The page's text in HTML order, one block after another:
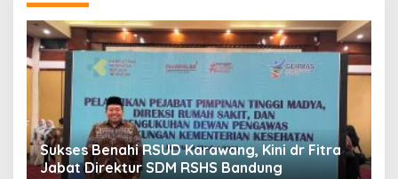
Sukses Benahi RSUD Karawang, Kini dr Fitra
Jabat Direktur SDM RSHS Bandung